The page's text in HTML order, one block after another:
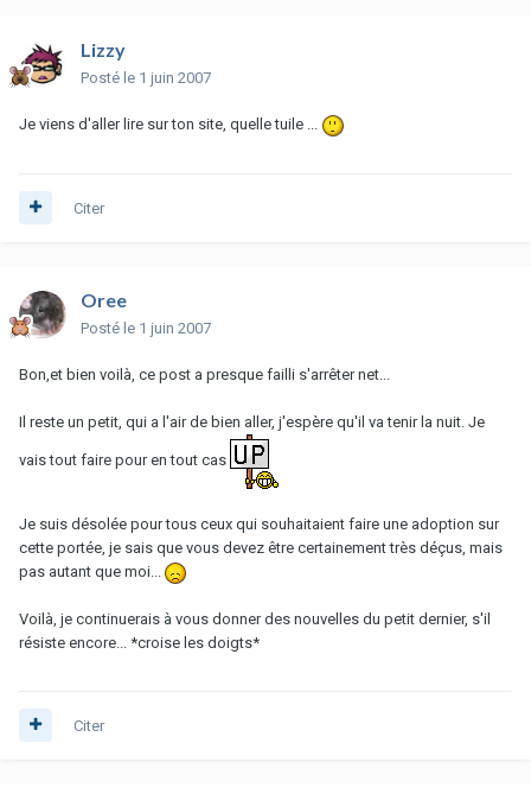
Lizzy
Posté le 1 juin 2007
Je viens d'aller lire sur ton site, quelle tuile ...
Citer
Oree
Posté le 1 juin 2007
Bon,et bien voilà, ce post a presque failli s'arrêter net...
Il reste un petit, qui a l'air de bien aller, j'espère qu'il va tenir la nuit. Je
vais tout faire pour en tout cas
Je suis désolée pour tous ceux qui souhaitaient faire une adoption sur
cette portée, je sais que vous devez être certainement très déçus, mais
pas autant que moi...
Voilà, je continuerais à vous donner des nouvelles du petit dernier, s'il
résiste encore... *croise les doigts*
Citer